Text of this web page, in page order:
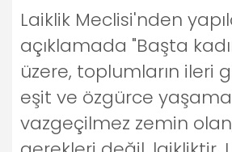
Laiklik Meclisi'nden
açıklamada "Başta
üzere, toplumların ileri
eşit ve özgürce
vazgeçilmez zemin